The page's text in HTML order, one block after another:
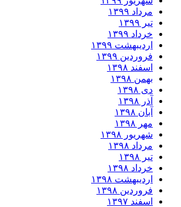
مرداد ۱۳۹۹
تیر ۱۳۹۹
خرداد ۱۳۹۹
اردیبهشت ۱۳۹۹
فروردین ۱۳۹۹
اسفند ۱۳۹۸
بهمن ۱۳۹۸
دی ۱۳۹۸
آذر ۱۳۹۸
آبان ۱۳۹۸
مهر ۱۳۹۸
شهریور ۱۳۹۸
مرداد ۱۳۹۸
تیر ۱۳۹۸
خرداد ۱۳۹۸
اردیبهشت ۱۳۹۸
فروردین ۱۳۹۸
اسفند ۱۳۹۷